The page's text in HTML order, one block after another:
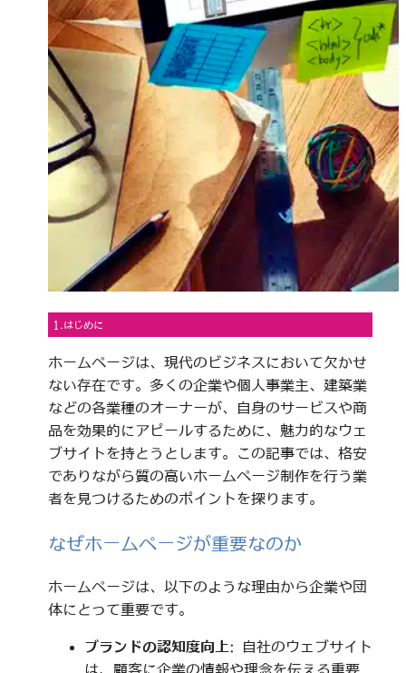
1.はじめに
ホームページは、現代のビジネスにおいて欠かせ
ない存在です。多くの企業や個人事業主、建築業
などの各業種のオーナーが、自身のサービスや商
品を効果的にアピールするために、魅力的なウェ
ブサイトを持とうとします。この記事では、格安
でありながら質の高いホームページ制作を行う業
者を見つけるためのポイントを探ります。
なぜホームページが重要なのか
ホームページは、以下のような理由から企業や団
体にとって重要です。
ブランドの認知度向上: 自社のウェブサイト
は、顧客に企業の情報や理念を伝える重要